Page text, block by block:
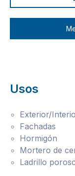
Usos
Exterior/
Fachadas
Hormigón
Mortero de
Ladrillo